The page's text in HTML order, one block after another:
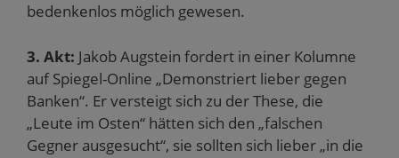
bedenkenlos möglich gewesen.
3. Akt: Jakob Augstein fordert in einer Kolumne
auf Spiegel-Online „Demonstriert lieber gegen
Banken“. Er versteigt sich zu der These, die
„Leute im Osten“ hätten sich den „falschen
Gegner ausgesucht“, sie sollten sich lieber „in die